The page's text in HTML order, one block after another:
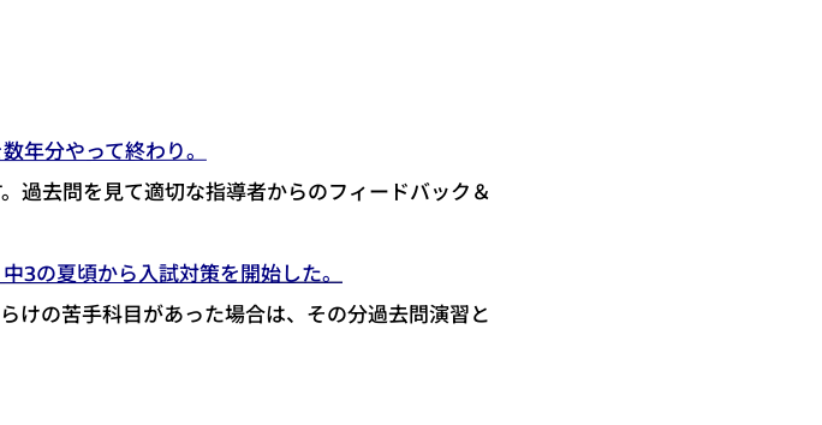
年分やって終わり。
過去問を見て適切な指導者からのフィードバック＆
3の夏頃から入試対策を開始した。
の苦手科目があった場合は、その分過去問演習と